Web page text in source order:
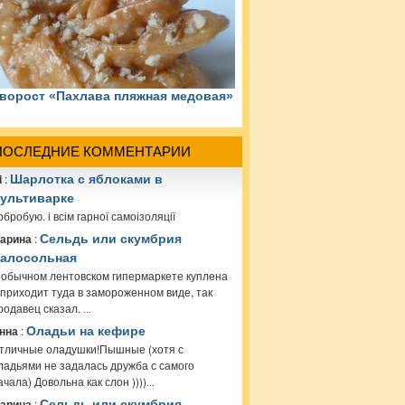
«Пахлава пляжная медовая»
КОММЕНТАРИИ
: Шарлотка с яблоками в
і всім гарної самоізоляції
:Сельдь или скумбрия
лентовском гипермаркете куплена
туда в замороженном виде, так
сказал. ...
:Оладьи на кефире
оладушки!Пышные (хотя с
не задалась дружба с самого
Довольна как слон ))))...